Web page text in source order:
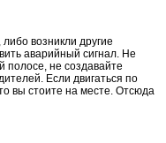
возникли другие
аварийный сигнал. Не
полосе, не создавайте
Если двигаться по
вы стоите на месте. Отсюда